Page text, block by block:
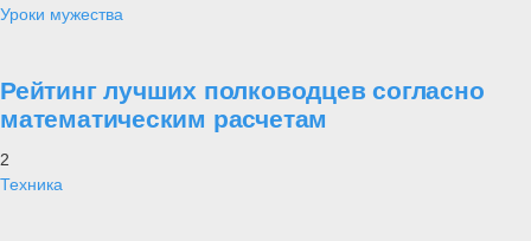
Уроки мужества
Рейтинг лучших полководцев согласно
математическим расчетам
2
Техника